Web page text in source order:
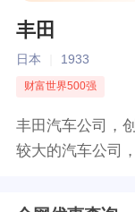
丰田
日本 1933
财富世界500强
丰田汽车公司，
较大的汽车公司